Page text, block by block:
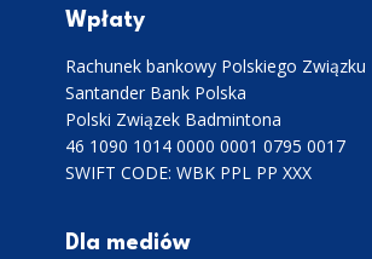
Wpłaty
Rachunek bankowy Polskiego
Santander Bank Polska
Polski Związek Badmintona
46 1090 1014 0000 0001 0795 0017
SWIFT CODE: WBK PPL PP XXX
Dla mediów